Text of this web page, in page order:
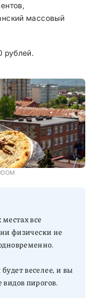
массовый
рублей.
все
физически не
веселее, и вы